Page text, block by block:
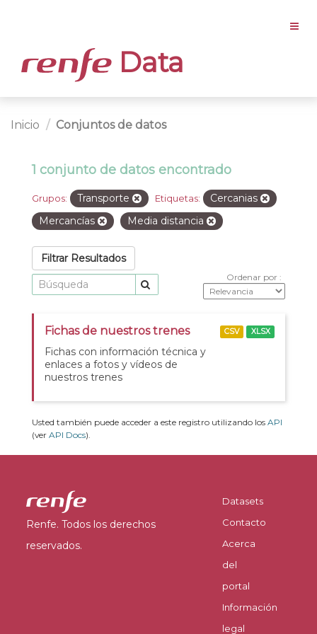
Data
Inicio Conjuntos de datos
1 conjunto de datos encontrado
Grupos: Transporte Etiquetas:
Cercanias
Mercancías
Media distancia
Filtrar Resultados
Ordenar por
Fichas de nuestros trenes
Fichas con información técnica y
enlaces a fotos y vídeos de
nuestros trenes
CSV XLSX
Usted también puede acceder a este registro utilizando los API
(ver API Docs).
Renfe. Todos los derechos
reservados.
Datasets
Contacto
Acerca
del
portal
Información
legal